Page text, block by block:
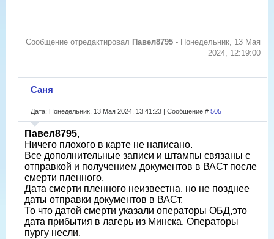
Сообщение отредактировал Павел8795 - Понедельник, 13 Мая
2024, 12:19:00
Саня
Дата: Понедельник, 13 Мая 2024, 13:41:23 | Сообщение # 505
Павел8795,
Ничего плохого в карте не написано.
Все дополнительные записи и штампы связаны с
отправкой и получением документов в ВАСт после
смерти пленного.
Дата смерти пленного неизвестна, но не позднее
даты отправки документов в ВАСт.
То что датой смерти указали операторы ОБД,это
дата прибытия в лагерь из Минска. Операторы
пургу несли.